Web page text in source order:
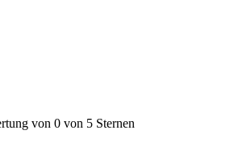
von 0 von 5 Sternen